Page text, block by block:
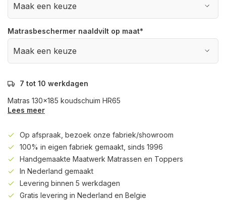
Matrasbeschermer naaldvilt op maat*
7 tot 10 werkdagen
Matras 130x185 koudschuim HR65
Lees meer
Op afspraak, bezoek onze fabriek/showroom
100% in eigen fabriek gemaakt, sinds 1996
Handgemaakte Maatwerk Matrassen en Toppers
In Nederland gemaakt
Levering binnen 5 werkdagen
Gratis levering in Nederland en Belgie